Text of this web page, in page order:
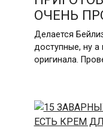
ОЧЕНЬ
Делается
доступные, ну а
оригинала.